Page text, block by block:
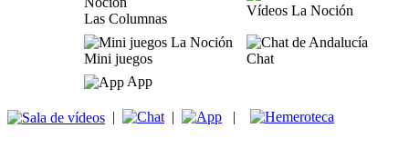
Las Columnas
Vídeos La Noción
Mini juegos
Chat
App
| | |